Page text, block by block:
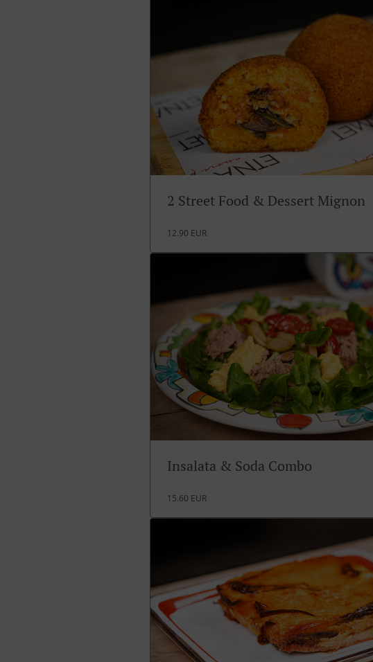
2 Street Food & Dessert Mignon
12.90 EUR
Insalata & Soda Combo
15.60 EUR